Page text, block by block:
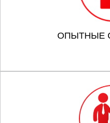
ОПЫТНЫЕ